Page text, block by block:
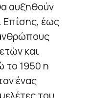
αυξηθούν
Επίσης, έως
και
το 1950 η
ένας